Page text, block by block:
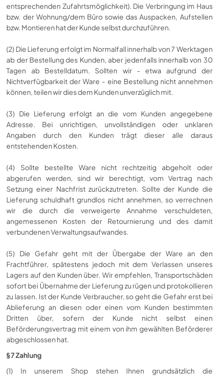
entsprechenden Zufahrtsmöglichkeit). Die Verbringung im Haus
bzw. der Wohnung/dem Büro sowie das Auspacken, Aufstellen
bzw. Montieren hat der Kunde selbst durchzuführen.
(2) Die Lieferung erfolgt im Normalfall innerhalb von 7 Werktagen
ab der Bestellung des Kunden, aber jedenfalls innerhalb von 30
Tagen ab Bestelldatum. Sollten wir - etwa aufgrund der
Nichtverfügbarkeit der Ware - eine Bestellung nicht annehmen
können, teilen wir dies dem Kunden unverzüglich mit.
(3) Die Lieferung erfolgt an die vom Kunden angegebene
Adresse. Bei unrichtigen, unvollständigen oder unklaren
Angaben durch den Kunden trägt dieser alle daraus
entstehenden Kosten.
(4) Sollte bestellte Ware nicht rechtzeitig abgeholt oder
abgerufen werden, sind wir berechtigt, vom Vertrag nach
Setzung einer Nachfrist zurückzutreten. Sollte der Kunde die
Lieferung schuldhaft grundlos nicht annehmen, so verrechnen
wir die durch die verweigerte Annahme verschuldeten,
angemessenen Kosten der Retournierung und des damit
verbundenen Verwaltungsaufwandes.
(5) Die Gefahr geht mit der Übergabe der Ware an den
Frachtführer, spätestens jedoch mit dem Verlassen unseres
Lagers auf den Kunden über. Wir empfehlen, Transportschäden
sofort bei Übernahme der Lieferung zu rügen und protokollieren
zu lassen. Ist der Kunde Verbraucher, so geht die Gefahr erst bei
Ablieferung an diesen oder einen vom Kunden bestimmten
Dritten über, sofern der Kunde nicht selbst einen
Beförderungsvertrag mit einem von ihm gewählten Beförderer
abgeschlossen hat.
§ 7 Zahlung
(1) In unserem Shop stehen Ihnen grundsätzlich die